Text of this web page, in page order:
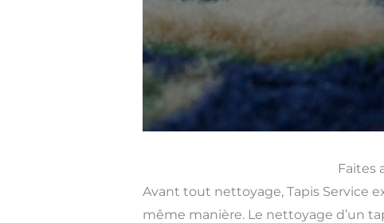
Faites
Avant tout nettoyage, Tapis Service
même manière. Le nettoyage d’un